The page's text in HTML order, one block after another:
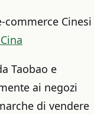
Cinesi
Taobao e
ai negozi
di vendere